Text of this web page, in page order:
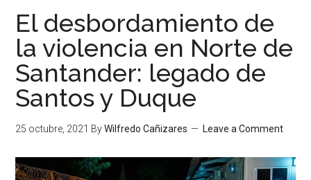
El desbordamiento de
la violencia en Norte de
Santander: legado de
Santos y Duque
25 octubre, 2021 ByWilfredo Cañizares Leave a Comment